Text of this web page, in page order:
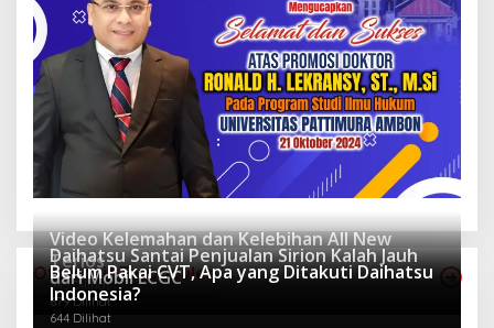
Otomotif Terpopuler
Video Kelemahan dan Kelebihan All New
Terios
943 Dilihat
Daihatsu Santai Penjualan Sirion Kalah Jauh
dari Mobil LCGC
679 Dilihat
Belum Pakai CVT, Apa yang Ditakuti Daihatsu
Indonesia?
644 Dilihat